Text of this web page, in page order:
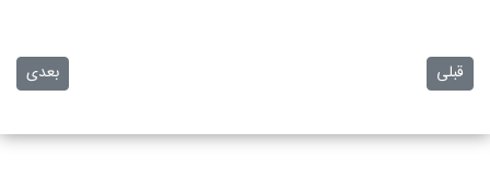
مطلب قبلی: پالپتومی چیست و چگونه انجام می شود؟
قبلی مطلب
بعدی